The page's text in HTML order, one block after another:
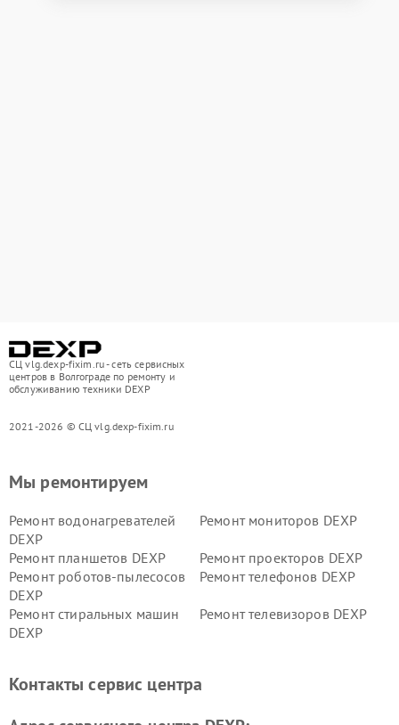
СЦ vlg.dexp-fixim.ru - сеть сервисных
центров в Волгограде по ремонту и
обслуживанию техники DEXP
2021-2026 © СЦ vlg.dexp-fixim.ru
Мы ремонтируем
Ремонт водонагревателей
DEXP
Ремонт мониторов DEXP
Ремонт планшетов DEXP
Ремонт проекторов DEXP
Ремонт роботов-пылесосов
DEXP
Ремонт телефонов DEXP
Ремонт стиральных машин
DEXP
Ремонт телевизоров DEXP
Ремонт серверов DEXP
Ремонт мини пк DEXP
Контакты сервис центра